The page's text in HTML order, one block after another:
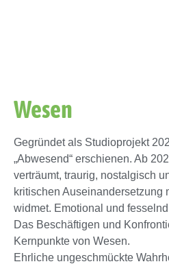
Wesen
Gegründet als Studioprojekt
„Abwesend“ erschienen. Ab
verträumt, traurig, nostalgisch
kritischen Auseinandersetzung
widmet. Emotional und
Das Beschäftigen und
Kernpunkte von Wesen.
Ehrliche ungeschmückte